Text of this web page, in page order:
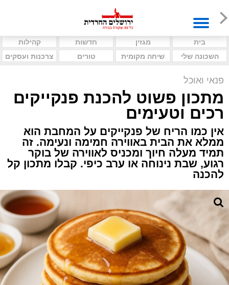
בית מגזין חדשות
קהילות
השכונה שלי
שיחה מקומית טורים צרכנות ועסקים
פנאי ואוכל
מתכון פשוט להכנת פנקייקים
רכים וטעימים
אין כמו הריח של פנקייקים על המחבת הוא
ממלא את הבית באווירה חמימה ונעימה. זה
תמיד מעלה חיוך ומכניס לאווירה של בוקר
רגוע, שבת נינוחה או ערב כיפי. קבלו מתכון קל
להכנה